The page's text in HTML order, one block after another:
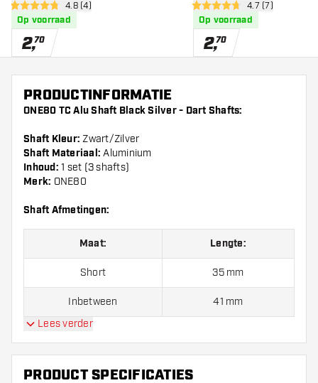
open reviews drawer
4.8 score sterren4.8 (4)
Op voorraad
2,70
open reviews
4.7 score sterren4.7 (7)
Op voorraad
2,70
PRODUCTINFORMATIE
ONE80 TC Alu Shaft Black Silver - Dart Shafts:
Shaft Kleur: Zwart/Zilver
Shaft Materiaal: Aluminium
Inhoud: 1 set (3 shafts)
Merk: ONE80
Shaft Afmetingen:
Maat: Lengte:
Short 35 mm
Inbetween 41 mm
Medium
Let op!:Opgegeven lengte van de ONE80 TC Alu Shaft
Lees verder
PRODUCT SPECIFICATIES